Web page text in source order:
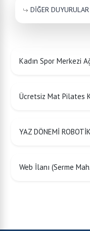
DİĞER DUYURULAR
Kadın Spor Merkezi
Ücretsiz Mat Pilates
YAZ DÖNEMİ
Web İlanı (Serme